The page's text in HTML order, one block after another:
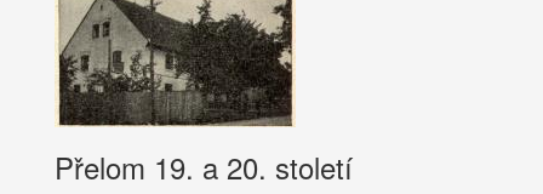
Přelom 19. a 20. století